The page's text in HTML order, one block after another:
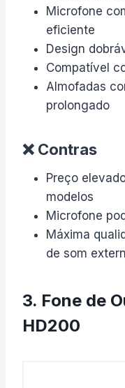
Microfone
eficiente
Design
Compatível
Almofadas
prolongado
❌ Contras
Preço
modelos
Microfone
Máxima
de som
3. Fone de
HD200